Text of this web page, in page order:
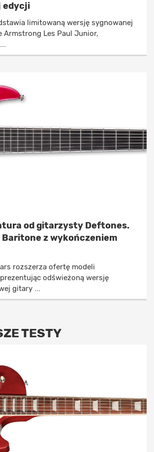
edycji
limitowaną wersję sygnowanej
Armstrong Les Paul Junior,
od gitarzysty Deftones.
Baritone z wykończeniem
rozszerza ofertę modeli
odświeżoną wersję
gitary ...
TESTY